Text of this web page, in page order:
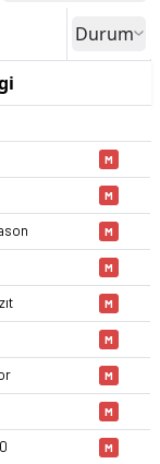
Durum
M
M
M
M
M
M
M
M
M